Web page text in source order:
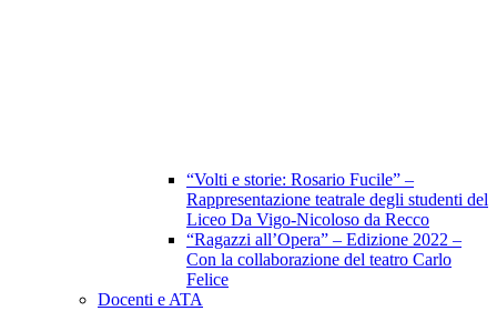
“Volti e storie: Rosario Fucile” –
Rappresentazione teatrale degli studenti del
Liceo Da Vigo-Nicoloso da Recco
“Ragazzi all’Opera” – Edizione 2022 –
Con la collaborazione del teatro Carlo
Felice
Docenti e ATA